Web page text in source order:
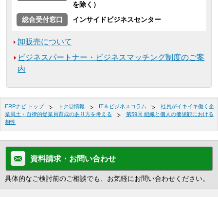
を除く）
総合受付窓口
インサイドビジネスセンター
卸販売について
ビジネスパートナー・ビジネスマッチング制度のご案
内
ERPナビ トップ トク◎情報 IT＆ビジネスコラム
社員がイキイキ働く企
業風土・自律的従業員育成のあり方を考える
第59回 組織と個人の価値観における
相性
資料請求・お問い合わせ
具体的なご検討前のご相談でも、お気軽にお問い合わせください。